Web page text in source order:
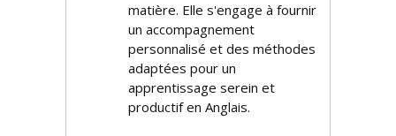
matière. Elle s'engage à fournir
un accompagnement
personnalisé et des méthodes
adaptées pour un
apprentissage serein et
productif en Anglais.